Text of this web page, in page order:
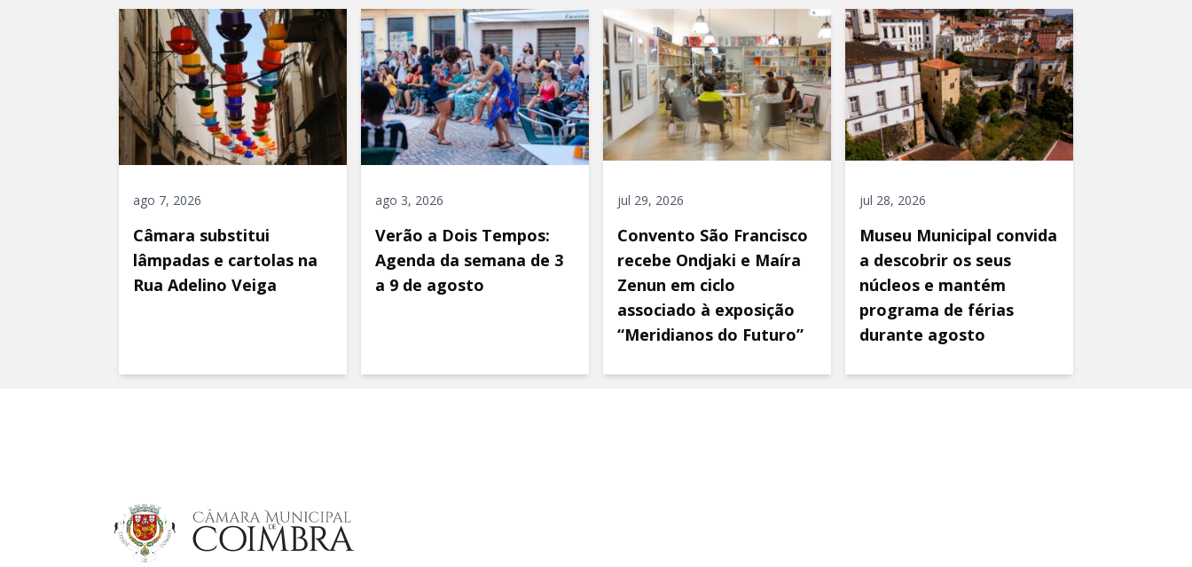
ago 7, 2026
Câmara substitui
lâmpadas e cartolas na
Rua Adelino Veiga
ago 3, 2026
Verão a Dois Tempos:
Agenda da semana de 3
a 9 de agosto
jul 29, 2026
Convento São Francisco
recebe Ondjaki e Maíra
Zenun em ciclo
associado à exposição
“Meridianos do Futuro”
jul 28, 2026
Museu Municipal convida
a descobrir os seus
núcleos e mantém
programa de férias
durante agosto